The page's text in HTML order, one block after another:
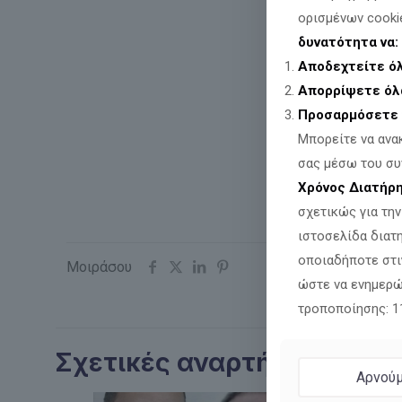
Μοιράσου
Σχετικές αναρτήσεις
ορισμένων
δυνατότητα να:
Αποδεχτείτε
Απορρίψετε
Προσαρμόσετε
Μπορείτε να
σας μέσω του
Χρόνος
σχετικώς για
ιστοσελίδα
οποιαδήποτε
ώστε να
τροποποίησης: